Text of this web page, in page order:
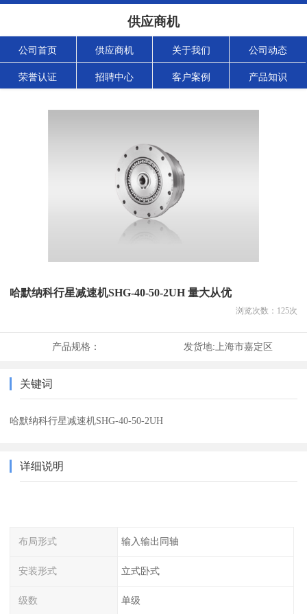
供应商机
公司首页 供应商机 关于我们 公司动态
荣誉认证 招聘中心 客户案例 产品知识
哈默纳科行星减速机SHG-40-50-2UH 量大从优
浏览次数： 125次
产品规格： 发货地: 上海市嘉定区
关键词
哈默纳科行星减速机SHG-40-50-2UH
详细说明
布局形式 输入输出同轴
安装形式 立式卧式
级数 单级